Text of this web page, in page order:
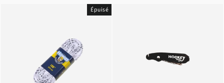
Épuisé